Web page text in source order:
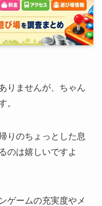
りませんが、ちゃん
。
りのちょっとした息
のは嬉しいですよ
ゲームの充実度やメ